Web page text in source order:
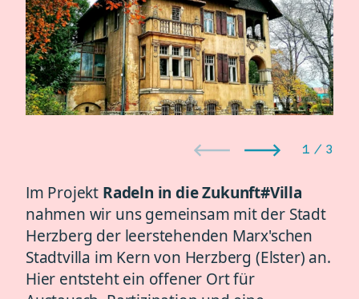
1 / 3
Im Projekt Radeln in die Zukunft#Villa
nahmen wir uns gemeinsam mit der Stadt
Herzberg der leerstehenden Marx'schen
Stadtvilla im Kern von Herzberg (Elster) an.
Hier entsteht ein offener Ort für